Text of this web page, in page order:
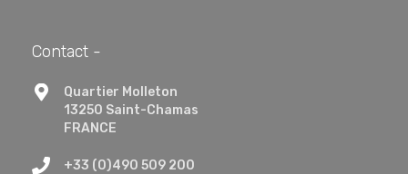
Contact -
Quartier Molleton
13250 Saint-Chamas
FRANCE
+33 (0)490 509 200